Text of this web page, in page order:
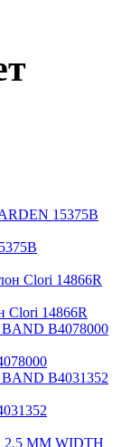
Clori 14866R